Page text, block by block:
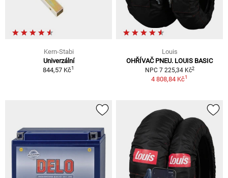
Kern-Stabi
Univerzální
844,57 Kč1
Louis
OHŘÍVAČ PNEU. LOUIS BASIC
NPC 7 225,34 Kč2
4 808,84 Kč1